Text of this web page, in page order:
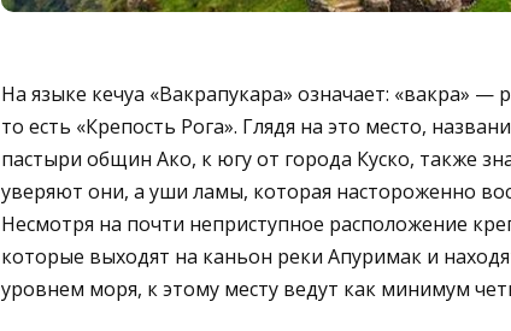
На языке кечуа «Вакрапукара» означает: «вакра» —
то есть «Крепость Рога». Глядя на это место,
пастыри общин Ако, к югу от города Куско, также
уверяют они, а уши ламы, которая настороженно
Несмотря на почти неприступное расположение
которые выходят на каньон реки Апуримак и
уровнем моря, к этому месту ведут как минимум